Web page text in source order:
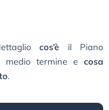
cos’è il Piano
medio termine e cosa
.